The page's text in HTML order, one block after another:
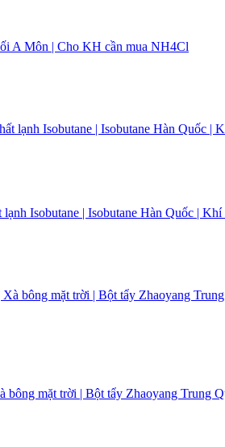
A Môn | Cho KH cần mua NH4Cl
Isobutane | Isobutane Hàn Quốc |
mặt trời | Bột tẩy Zhaoyang Trung